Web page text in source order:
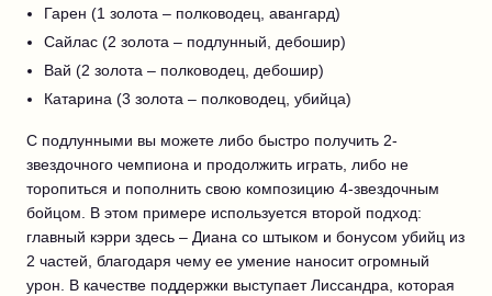
Гарен (1 золота – полководец, авангард)
Сайлас (2 золота – подлунный, дебошир)
Вай (2 золота – полководец, дебошир)
Катарина (3 золота – полководец, убийца)
С подлунными вы можете либо быстро получить 2-
звездочного чемпиона и продолжить играть, либо не
торопиться и пополнить свою композицию 4-звездочным
бойцом. В этом примере используется второй подход:
главный кэрри здесь – Диана со штыком и бонусом убийц из
2 частей, благодаря чему ее умение наносит огромный
урон. В качестве поддержки выступает Лиссандра, которая